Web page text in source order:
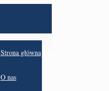
Strona główna
O nas